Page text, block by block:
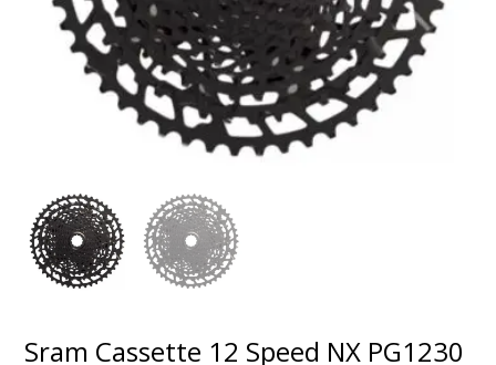
Sram Cassette 12 Speed NX PG1230